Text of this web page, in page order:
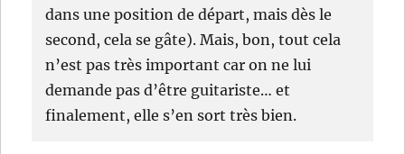
dans une position de départ, mais dès le
second, cela se gâte). Mais, bon, tout cela
n’est pas très important car on ne lui
demande pas d’être guitariste… et
finalement, elle s’en sort très bien.